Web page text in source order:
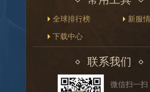
全球排行榜 新服
下载中心
联系我们
微信扫一扫